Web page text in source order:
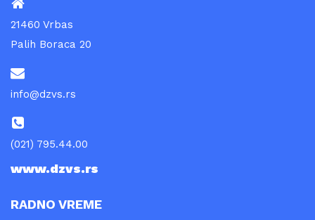
21460 Vrbas
Palih Boraca 20
info@dzvs.rs
(021) 795.44.00
www.dzvs.rs
RADNO VREME